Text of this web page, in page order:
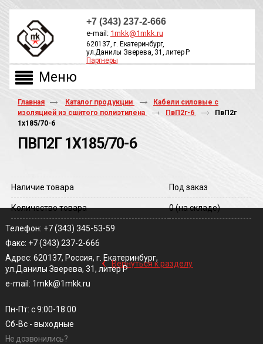
+7 (343) 237-2-666
e-mail: 1mkk@1mkk.ru
620137, г. Екатеринбург,
ул.Данилы Зверева, 31, литер Р
Партнеры
Главная Каталог продукции
Кабели силовые с
изоляцией из сшитого полиэтилена
ПвП2г-6
ПвП2г
1х185/70-6
ПВП2Г 1Х185/70-6
Наличие товара Под заказ
Количество товара 0(на складе)
‹ Вернуться к разделу
Телефон: +7 (343) 345-53-59
Факс: +7 (343) 237-2-666
Адрес: 620137, Россия, г. Екатеринбург,
ул.Данилы Зверева, 31, литер Р
e-mail: 1mkk@1mkk.ru
Пн-Пт: с 9:00-18:00
Сб-Вс - выходные
Не дозвонились?